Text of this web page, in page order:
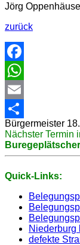
Jörg
zurück
Facebook
WhatsApp
Email
Share
Bürgermeister
Nächster Termin
Quick-Links:
Niederburg
defekte